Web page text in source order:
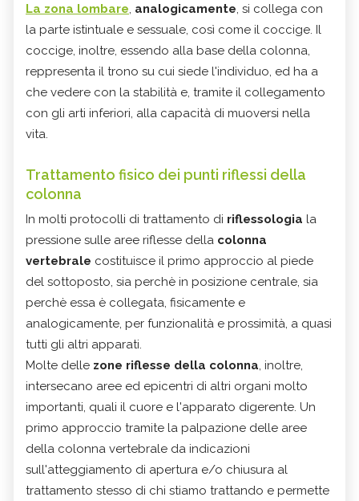
La zona lombare, analogicamente, si collega con
la parte istintuale e sessuale, così come il coccige. Il
coccige, inoltre, essendo alla base della colonna,
reppresenta il trono su cui siede l'individuo, ed ha a
che vedere con la stabilità e, tramite il collegamento
con gli arti inferiori, alla capacità di muoversi nella
vita.
Trattamento fisico dei punti riflessi della
colonna
In molti protocolli di trattamento di riflessologia la
pressione sulle aree riflesse della colonna
vertebrale costituisce il primo approccio al piede
del sottoposto, sia perchè in posizione centrale, sia
perchè essa è collegata, fisicamente e
analogicamente, per funzionalità e prossimità, a quasi
tutti gli altri apparati.
Molte delle zone riflesse della colonna, inoltre,
intersecano aree ed epicentri di altri organi molto
importanti, quali il cuore e l'apparato digerente. Un
primo approccio tramite la palpazione delle aree
della colonna vertebrale da indicazioni
sull'atteggiamento di apertura e/o chiusura al
trattamento stesso di chi stiamo trattando e permette